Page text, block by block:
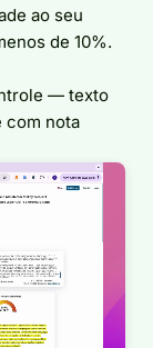
ao seu
de 10%.
— texto
com nota